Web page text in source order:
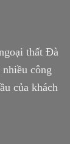
thất Đà
công
của khách